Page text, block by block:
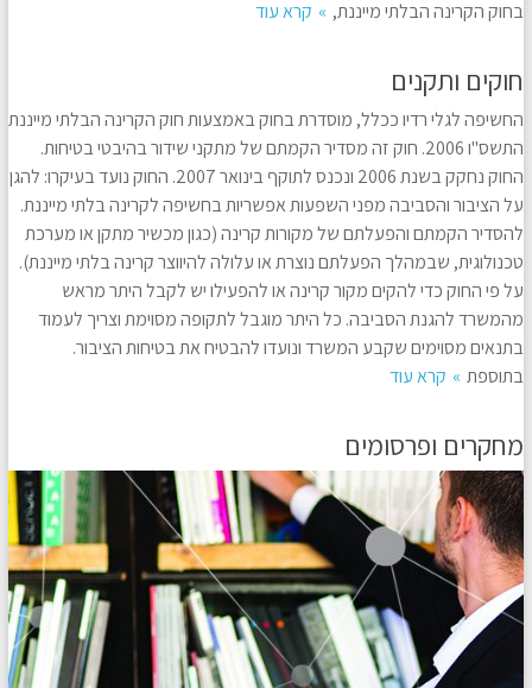
בחוק הקרינה הבלתי מייננת,
קרא עוד
חוקים ותקנים
החשיפה לגלי רדיו ככלל, מוסדרת בחוק באמצעות חוק הקרינה הבלתי מייננת
התשס"ו 2006. חוק זה מסדיר הקמתם של מתקני שידור בהיבטי בטיחות.
החוק נחקק בשנת 2006 ונכנס לתוקף בינואר 2007. החוק נועד בעיקרו: להגן
על הציבור והסביבה מפני השפעות אפשריות בחשיפה לקרינה בלתי מייננת.
להסדיר הקמתם והפעלתם של מקורות קרינה (כגון מכשיר מתקן או מערכת
טכנולוגית, שבמהלך הפעלתם נוצרת או עלולה להיווצר קרינה בלתי מייננת).
על פי החוק כדי להקים מקור קרינה או להפעילו יש לקבל היתר מראש
מהמשרד להגנת הסביבה. כל היתר מוגבל לתקופה מסוימת וצריך לעמוד
בתנאים מסוימים שקבע המשרד ונועדו להבטיח את בטיחות הציבור.
בתוספת
קרא עוד
מחקרים ופרסומים